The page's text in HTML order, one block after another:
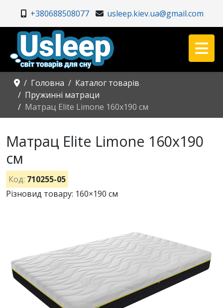
+380688508077 usleep.kiev.ua@gmail.com
Головна
Каталог товарів
Пружинні матраци
Матрац Elite Limone 160x190 см
Матрац Elite Limone 160x190
см
Код: 710255-05
Різновид товару: 160×190 см